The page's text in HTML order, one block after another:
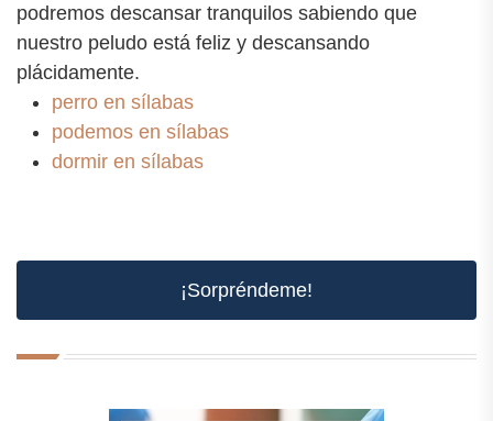
podremos descansar tranquilos sabiendo que
nuestro peludo está feliz y descansando
plácidamente.
perro en sílabas
podemos en sílabas
dormir en sílabas
¡Sorpréndeme!